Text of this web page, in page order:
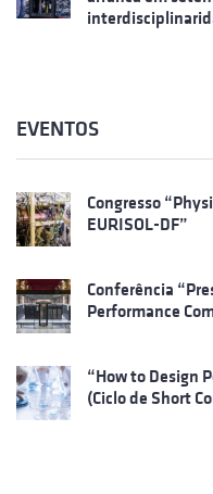
EVENTOS
Congresso
EURISOL-DF”
Conferência
Performance
“How to Design
(Ciclo de Short